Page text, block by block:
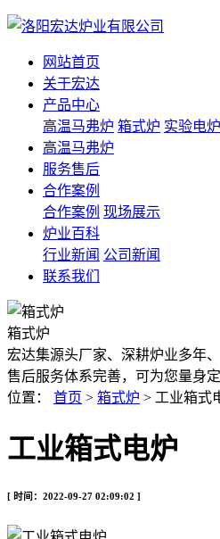
网站首页
关于宏达
产品中心
高温马弗炉 箱式炉 实验电炉
高温马弗炉
服务售后
合作案例
合作案例 现场展示
炉业百科
行业新闻 公司新闻
联系我们
箱式炉
宏达集源头厂家、深耕炉业多年
售后服务体系完善，可为您量身
位置：
首页 > 箱式炉 > 工业箱式
工业箱式电炉
[ 时间：2022-09-27 02:09:02 ]